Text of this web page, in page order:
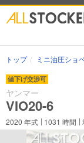
トップ ミニ油圧ショ
値下げ交渉可
ヤンマー
VIO20-6
2020 年式 1031 時間